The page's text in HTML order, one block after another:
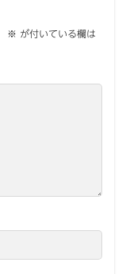
※ が付いている欄は